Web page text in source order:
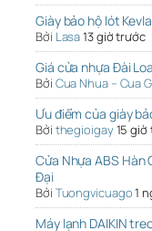
Giày bảo hộ lót
Bởi Lasa13 giờ trước
Giá cửa nhựa Đài
Bởi Cua Nhua – Cua
Ưu điểm của giày
Bởi thegioigay15
Cửa Nhựa ABS Hàn
Đại
Bởi Tuongvicuago1
Máy lạnh DAIKIN